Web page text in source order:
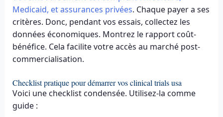
Medicaid, et assurances privées. Chaque payer a ses
critères. Donc, pendant vos essais, collectez les
données économiques. Montrez le rapport coût-
bénéfice. Cela facilite votre accès au marché post-
commercialisation.
Checklist pratique pour démarrer vos clinical trials usa
Voici une checklist condensée. Utilisez-la comme
guide :